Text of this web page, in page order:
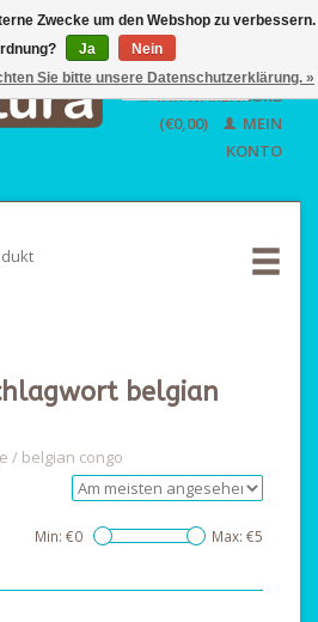
EUR
GBP
USD
Deutsch
English
IHR WARENKORB
(€0,00)
MEIN
KONTO
belgian
/ belgian congo
Min: €0 Max: €5
Zwecke um den Webshop zu verbessern.
Ja
Nein
Sie bitte unsere Datenschutzerklärung. »